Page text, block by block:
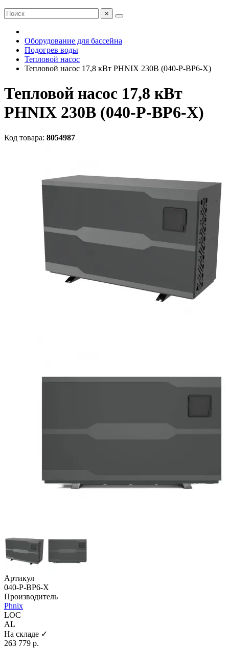
×
Оборудование для бассейна
Подогрев воды
Тепловой насос
Тепловой насос 17,8 кВт PHNIX 230В (040-P-BP6-X)
Тепловой насос 17,8 кВт
PHNIX 230В (040-P-BP6-X)
Код товара: 8054987
Артикул
040-P-BP6-X
Производитель
Phnix
LOC
AL
На складе ✓
263 779 р.